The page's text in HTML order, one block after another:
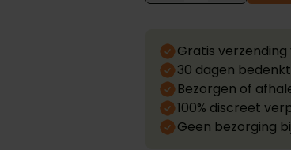
image
Gratis
30 dagen
Bezorgen of
100% discreet
Geen bezorging